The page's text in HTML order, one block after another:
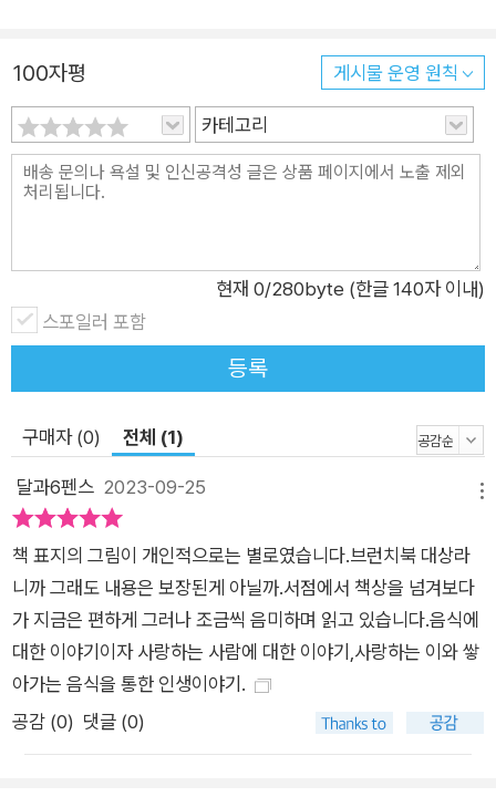
크고 작은 마음들을 알기에 허투루 대할 수 없다. 마음이 헛헛하
거나 주책없이 날뛸 때면 보리차가 생각난다. 텅 빈 나를 채워주
고 또 들뜬 마음을 가라앉혀주던 수많은 보리차들. 그 기억이 있
었기에 지금껏 무너지지 않고, 지치지 않고 여기까지 올 수 있었
다. _「보리차를 끓이는 마음」에서 엄마의 티라미수, 아빠의 아포
는 마음 흔들리는 삶을 지탱해준 음식과 사람 이야기 이전까지 커
피 ‘한잔의 여유’도 즐길 줄 몰랐던 아빠가 ‘아포가토’를 떠먹으며
뒤늦게 당신의 취향을 알게 된 이야기, 동생은 창피를 당하지 않
았으면 하는 바람으로 포크와 나이프로 ‘돈가스’를 먹는 법을 알
려주던 작은언니와의 추억 등, 책에 담긴 이야기는 단순히 새로운
음식을 맛본 경험을 넘어 음식에 담긴 마음, 음식과 함께한 사람
들을 애틋하게 풀어놓는다. 이를테면 큰맘 먹고 허리띠를 잔뜩 졸
라매 모은 돈으로 엄마 아빠와 함께 떠난 베트남 여행에서 일명
‘달랏 피자’라 불리는 ‘반짱느엉’을 엄마와 사 먹은 일화에서는,
딸 둘을 데리고 노점에서 피자를 굽는 아주머니의 모습에서 삼십
년 전 당신의 얼굴을 겹쳐 보는 엄마의 이야기가 등장한다. 줄줄
이 딸린 자식새끼들 입에 뭐라도 더 넣어주고자 뼈에 바람이 드는
지도 모르고 악착같이 돈을 벌었던 삼십 년 전의 엄마. 그 자식 중
하나가 커서 모시고 온 여행에서 자신의 과거와 마주하게 된 엄마
의 마음을 도저히 상상할 수조차 없는 저자는 목구멍에서 차오르
100자평 게시물 운영 원칙
카테고리
현재 0/280byte (한글 140자 이내)
스포일러 포함
등록
구매자 (0) 전체 (1)
달과6펜스 2023-09-25
책 표지의 그림이 개인적으로는 별로였습니다.브런치북 대상라
니까 그래도 내용은 보장된게 아닐까.서점에서 책상을 넘겨보다
가 지금은 편하게 그러나 조금씩 음미하며 읽고 있습니다.음식에
대한 이야기이자 사랑하는 사람에 대한 이야기,사랑하는 이와 쌓
아가는 음식을 통한 인생이야기.
공감 (0) 댓글 (0)